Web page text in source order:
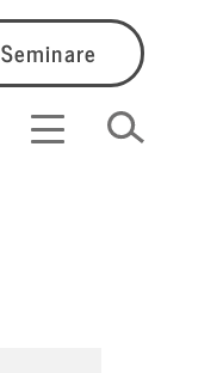
Seminare